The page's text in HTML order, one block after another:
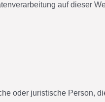
auf dieser
oder juristische Person,